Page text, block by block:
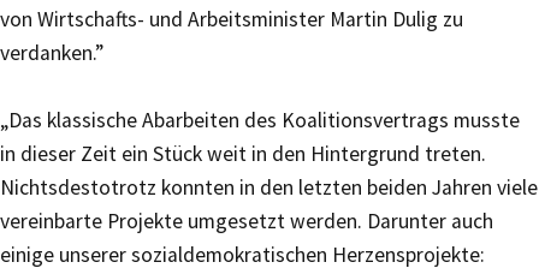
von Wirtschafts- und Arbeitsminister Martin Dulig zu
verdanken.”
„Das klassische Abarbeiten des Koalitionsvertrags musste
in dieser Zeit ein Stück weit in den Hintergrund treten.
Nichtsdestotrotz konnten in den letzten beiden Jahren viele
vereinbarte Projekte umgesetzt werden. Darunter auch
einige unserer sozialdemokratischen Herzensprojekte: